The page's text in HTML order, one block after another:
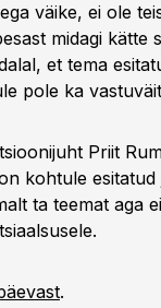
väike, ei ole
midagi kätte
et tema
pole ka
Priit
kohtule esitatud
ta teemat aga
.